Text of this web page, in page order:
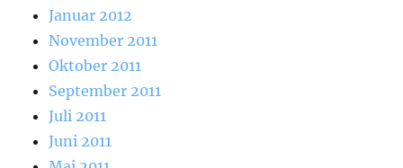
Januar 2012
November 2011
Oktober 2011
September 2011
Juli 2011
Juni 2011